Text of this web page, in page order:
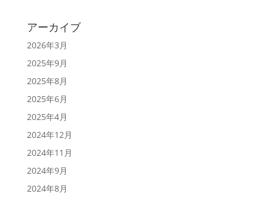
アーカイブ
2026年3月
2025年9月
2025年8月
2025年6月
2025年4月
2024年12月
2024年11月
2024年9月
2024年8月